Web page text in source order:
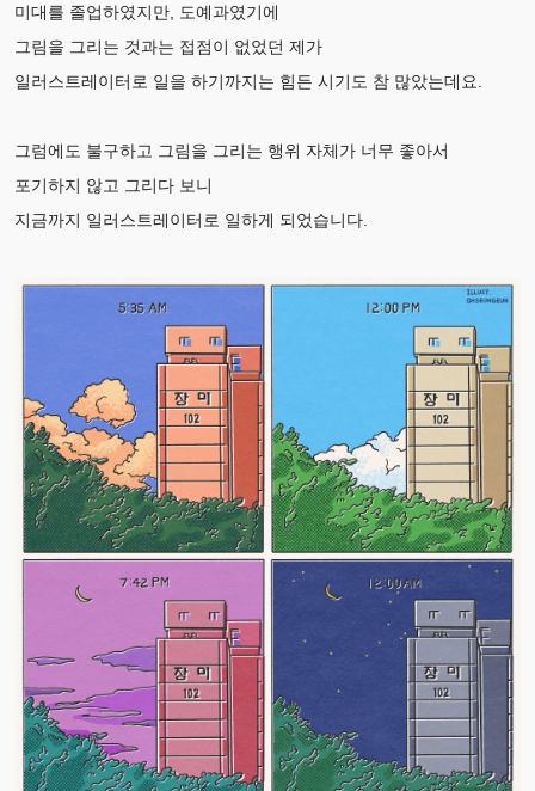
미대를 졸업하였지만, 도예과였기에
그림을 그리는 것과는 접점이 없었던 제가
일러스트레이터로 일을 하기까지는 힘든 시기도 참 많았는데요.
그럼에도 불구하고 그림을 그리는 행위 자체가 너무 좋아서
포기하지 않고 그리다 보니
지금까지 일러스트레이터로 일하게 되었습니다.